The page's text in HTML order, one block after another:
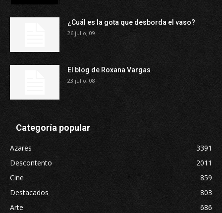
¿Cuál es la gota que desborda el vaso?
26 julio, 09
El blog de Roxana Vargas
23 julio, 08
Categoría popular
Azares
3391
Descontento
2011
Cine
859
Destacados
803
Arte
686